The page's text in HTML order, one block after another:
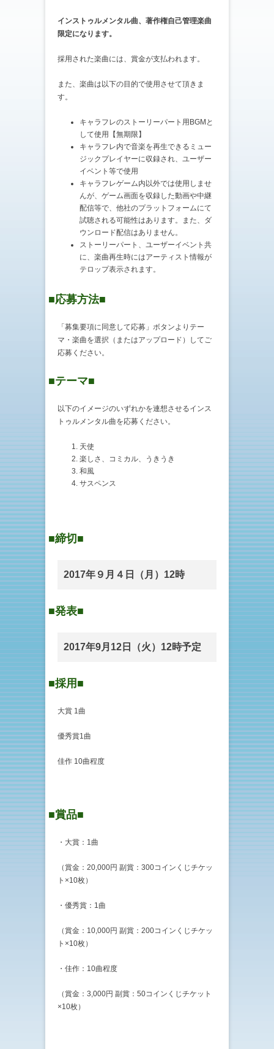
インストゥルメンタル曲、著作権自己管理楽曲
限定になります。
採用された楽曲には、賞金が支払われます。
また、楽曲は以下の目的で使用させて頂きま
す。
キャラフレのストーリーパート用BGMと
して使用【無期限】
キャラフレ内で音楽を再生できるミュー
ジックプレイヤーに収録され、ユーザー
イベント等で使用
キャラフレゲーム内以外では使用しませ
んが、ゲーム画面を収録した動画や中継
配信等で、他社のプラットフォームにて
試聴される可能性はあります。また、ダ
ウンロード配信はありません。
ストーリーパート、ユーザーイベント共
に、楽曲再生時にはアーティスト情報が
テロップ表示されます。
■応募方法■
「募集要項に同意して応募」ボタンよりテー
マ・楽曲を選択（またはアップロード）してご
応募ください。
■テーマ■
以下のイメージのいずれかを連想させるインス
トゥルメンタル曲を応募ください。
天使
楽しさ、コミカル、うきうき
和風
サスペンス
■締切■
2017年９月４日（月）12時
■発表■
2017年9月12日（火）12時予定
■採用■
大賞 1曲
優秀賞1曲
佳作 10曲程度
■賞品■
・大賞：1曲
（賞金：20,000円 副賞：300コインくじチケッ
ト×10枚）
・優秀賞：1曲
（賞金：10,000円 副賞：200コインくじチケッ
ト×10枚）
・佳作：10曲程度
（賞金：3,000円 副賞：50コインくじチケット
×10枚）